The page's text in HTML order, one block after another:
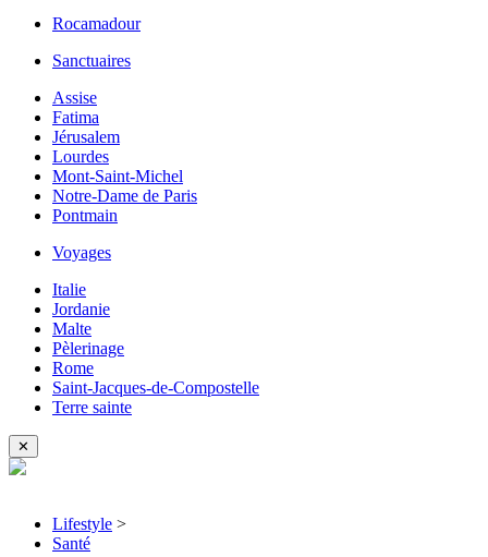
Rocamadour
Sanctuaires
Assise
Fatima
Jérusalem
Lourdes
Mont-Saint-Michel
Notre-Dame de Paris
Pontmain
Voyages
Italie
Jordanie
Malte
Pèlerinage
Rome
Saint-Jacques-de-Compostelle
Terre sainte
✕
Lifestyle >
Santé